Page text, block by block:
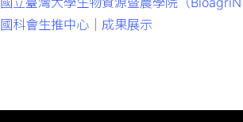
國科會生推中心｜成果展示